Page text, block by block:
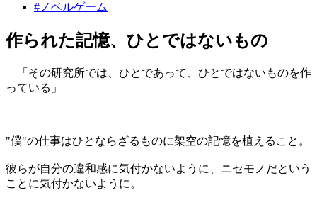
#ノベルゲーム
作られた記憶、ひとではないもの
「その研究所では、ひとであって、ひとではないものを作
っている」
"僕"の仕事はひとならざるものに架空の記憶を植えること。
彼らが自分の違和感に気付かないように、ニセモノだという
ことに気付かないように。